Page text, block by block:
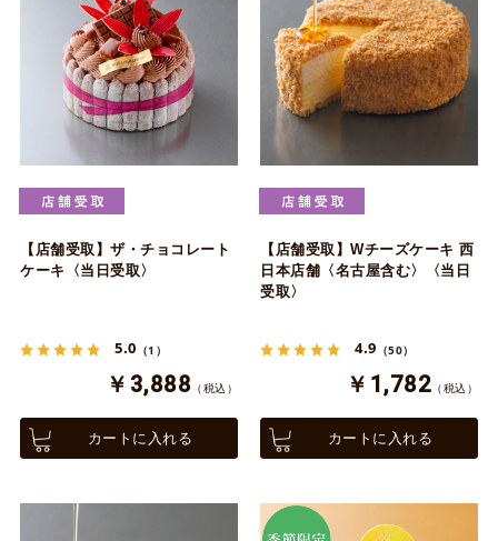
【店舗受取】ザ・チョコレート
ケーキ〈当日受取〉
5.0 （1）
￥3,888 （税込）
カートに入れる
【店舗受取】Wチーズケーキ 西
日本店舗〈名古屋含む〉〈当日
受取〉
4.9 （50）
￥1,782 （税込）
カートに入れる